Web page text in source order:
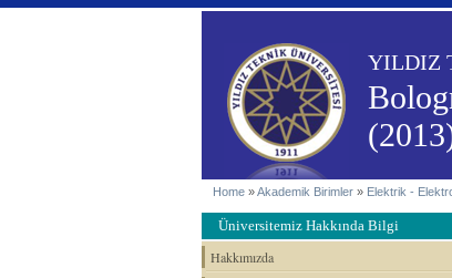
YILDIZ
Home »Akademik Birimler » Elektrik -
Üniversitemiz Hakkında Bilgi
Hakkımızda